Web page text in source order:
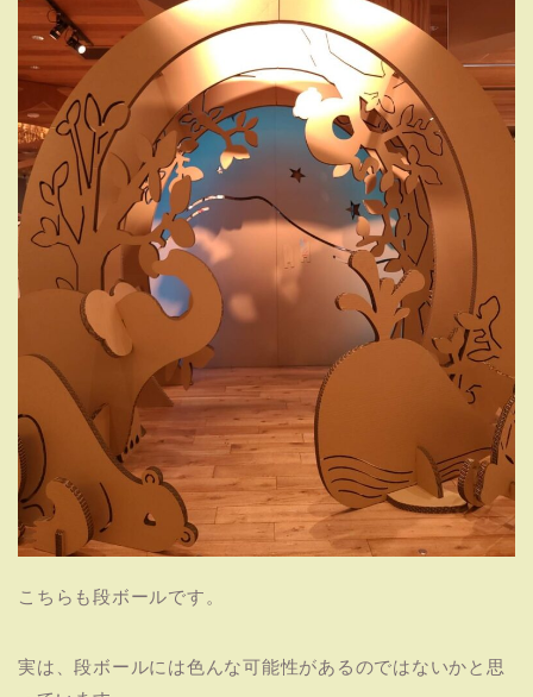
こちらも段ボールです。
実は、段ボールには色んな可能性があるのではないかと思